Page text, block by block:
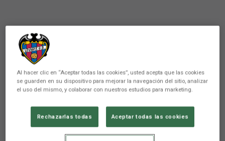
Al hacer clic en “Aceptar todas las cookies”, usted acepta que las cookies
se guarden en su dispositivo para mejorar la navegación del sitio, analizar
el uso del mismo, y colaborar con nuestros estudios para marketing.
Rechazarlas todas Aceptar todas las cookies